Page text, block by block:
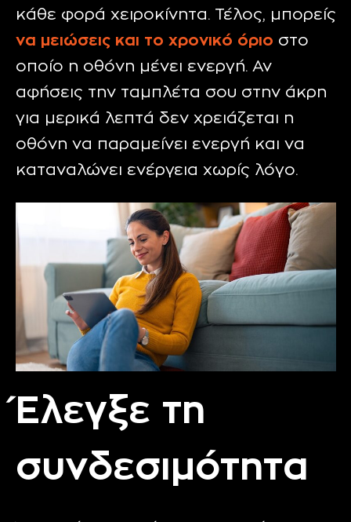
κάθε φορά χειροκίνητα. Τέλος, μπορείς
να μειώσεις και το χρονικό όριο στο
οποίο η οθόνη μένει ενεργή. Αν
αφήσεις την ταμπλέτα σου στην άκρη
για μερικά λεπτά δεν χρειάζεται η
οθόνη να παραμείνει ενεργή και να
καταναλώνει ενέργεια χωρίς λόγο.
Έλεγξε τη
συνδεσιμότητα